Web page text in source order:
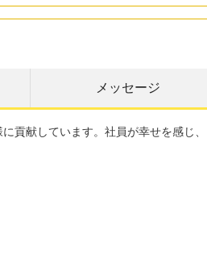
メッセージ
貢献しています。社員が幸せを感じ、